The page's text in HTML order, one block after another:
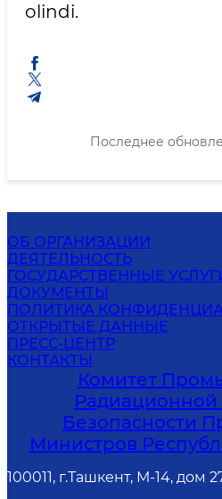
olindi.
Последнее
ОБ ОРГАНИЗАЦИИ
ДЕЯТЕЛЬНОСТЬ
ГОСУДАРСТВЕННЫЕ
ДОКУМЕНТЫ
ПОЛИТИКА
ОТКРЫТЫЕ ДАННЫЕ
ПРЕСС-ЦЕНТР
КОНТАКТЫ
Комитет
Безопасности
Министров
100011, г.Ташкент, М-14, дом